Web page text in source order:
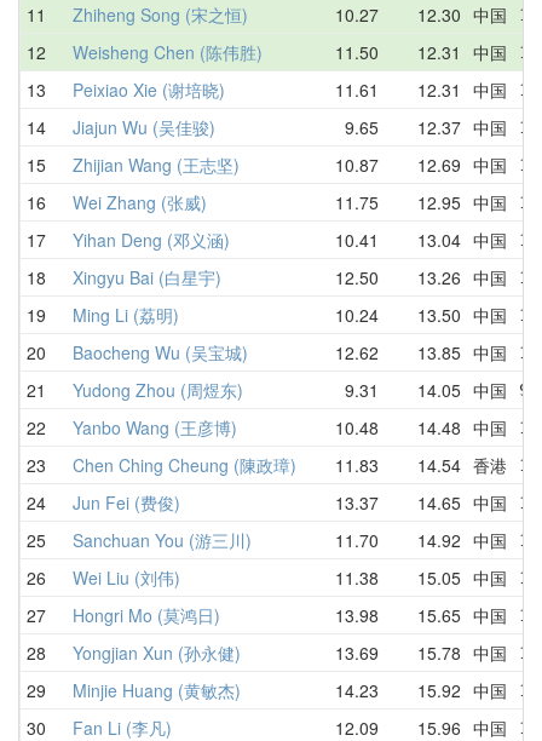
11 Zhiheng Song (宋之恒) 10.27 12.30 中国
12 Weisheng Chen (陈伟胜) 11.50 12.31 中国
13 Peixiao Xie (谢培晓) 11.61 12.31 中国
14 Jiajun Wu (吴佳骏) 9.65 12.37 中国
15 Zhijian Wang (王志坚) 10.87 12.69 中国
16 Wei Zhang (张威) 11.75 12.95 中国
17 Yihan Deng (邓义涵) 10.41 13.04 中国
18 Xingyu Bai (白星宇) 12.50 13.26 中国
19 Ming Li (荔明) 10.24 13.50 中国
20 Baocheng Wu (吴宝城) 12.62 13.85 中国
21 Yudong Zhou (周煜东) 9.31 14.05 中国
22 Yanbo Wang (王彦博) 10.48 14.48 中国
23 Chen Ching Cheung (陳政璋) 11.83 14.54 香港
24 Jun Fei (费俊) 13.37 14.65 中国
25 Sanchuan You (游三川) 11.70 14.92 中国
26 Wei Liu (刘伟) 11.38 15.05 中国
27 Hongri Mo (莫鸿日) 13.98 15.65 中国
28 Yongjian Xun (孙永健) 13.69 15.78 中国
29 Minjie Huang (黄敏杰) 14.23 15.92 中国
30 Fan Li (李凡) 12.09 15.96 中国